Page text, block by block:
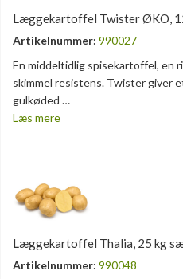
Læggekartoffel Twister ØKO,
Artikelnummer: 990027
En middeltidlig spisekartoffel, en
skimmel resistens. Twister giver
gulkøded …
Læs mere
Læggekartoffel Thalia, 25 kg
Artikelnummer: 990048